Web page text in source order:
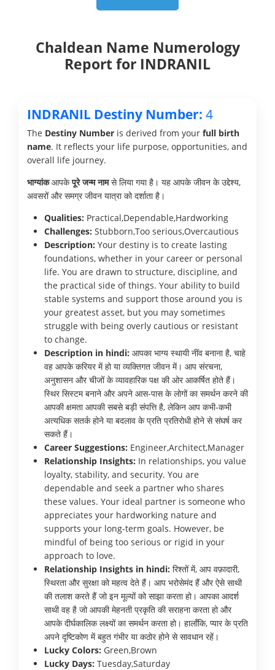
Chaldean Name Numerology
Report for INDRANIL
INDRANIL Destiny Number: 4
The Destiny Number is derived from your full birth
name. It reflects your life purpose, opportunities, and
overall life journey.
भाग्यांकआपकेपूरे जन्म नामसे लिया गया है। यह आपके जीवन के उद्देश्य,
अवसरों और समग्र जीवन यात्रा को दर्शाता है।
Qualities: Practical,Dependable,Hardworking
Challenges: Stubborn,Too serious,Overcautious
Description: Your destiny is to create lasting
foundations, whether in your career or personal
life. You are drawn to structure, discipline, and
the practical side of things. Your ability to build
stable systems and support those around you is
your greatest asset, but you may sometimes
struggle with being overly cautious or resistant
to change.
Description in hindi: आपका भाग्य स्थायी नींव बनाना है, चाहे
वह आपके करियर में हो या व्यक्तिगत जीवन में। आप संरचना,
अनुशासन और चीजों के व्यावहारिक पक्ष की ओर आकर्षित होते हैं।
स्थिर सिस्टम बनाने और अपने आस-पास के लोगों का समर्थन करने की
आपकी क्षमता आपकी सबसे बड़ी संपत्ति है, लेकिन आप कभी-कभी
अत्यधिक सतर्क होने या बदलाव के प्रति प्रतिरोधी होने से संघर्ष कर
सकते हैं।
Career Suggestions: Engineer,Architect,Manager
Relationship Insights: In relationships, you value
loyalty, stability, and security. You are
dependable and seek a partner who shares
these values. Your ideal partner is someone who
appreciates your hardworking nature and
supports your long-term goals. However, be
mindful of being too serious or rigid in your
approach to love.
Relationship Insights in hindi: रिश्तों में, आप वफ़ादारी,
स्थिरता और सुरक्षा को महत्व देते हैं। आप भरोसेमंद हैं और ऐसे साथी
की तलाश करते हैं जो इन मूल्यों को साझा करता हो। आपका आदर्श
साथी वह है जो आपकी मेहनती प्रकृति की सराहना करता हो और
आपके दीर्घकालिक लक्ष्यों का समर्थन करता हो। हालाँकि, प्यार के प्रति
अपने दृष्टिकोण में बहुत गंभीर या कठोर होने से सावधान रहें।
Lucky Colors: Green,Brown
Lucky Days: Tuesday,Saturday